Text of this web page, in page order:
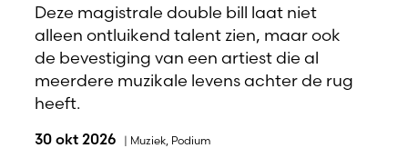
Deze magistrale double bill laat niet
alleen ontluikend talent zien, maar ook
de bevestiging van een artiest die al
meerdere muzikale levens achter de rug
heeft.
30 okt 2026 | Muziek, Podium